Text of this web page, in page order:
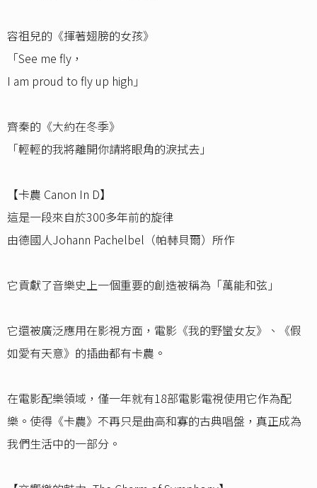
容祖兒的《揮著翅膀的女孩》
「See me fly，
I am proud to fly up high」
齊秦的《大約在冬季》
「輕輕的我將離開你請將眼角的淚拭去」
【卡農 Canon In D】
這是一段來自於300多年前的旋律
由德國人Johann Pachelbel（帕赫貝爾）所作
它貢獻了音樂史上一個重要的創造被稱為「萬能和弦」
它還被廣泛應用在影視方面，電影《我的野蠻女友》、《假
如愛有天意》的插曲都有卡農。
在電影配樂領域，僅一年就有18部電影電視使用它作為配
樂。使得《卡農》不再只是曲高和寡的古典唱盤，真正成為
我們生活中的一部分。